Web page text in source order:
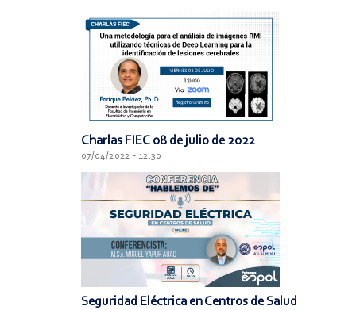
Charlas FIEC 08 de julio de 2022
07/04/2022 - 12:30
Seguridad Eléctrica en Centros de Salud